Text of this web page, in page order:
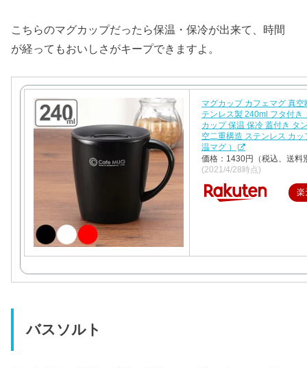
こちらのマグカップだったら保温・保冷が出来て、時間
が経ってもおいしさがキープできますよ。
マグカップ カフェマグ 真空
テンレス製 240ml フタ付き
カップ 保温 保冷 蓋付き タ
空二重構造 ステンレス カッ
温マグ ）
価格：1430円（税込、送料
(2021/4/28時点)
楽
バスソルト